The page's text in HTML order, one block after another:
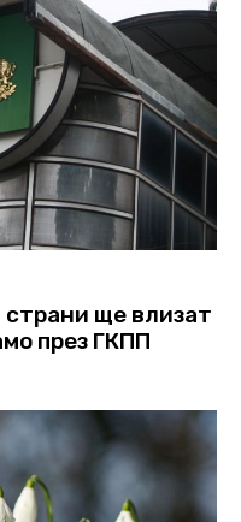
ще влизат
през ГКПП